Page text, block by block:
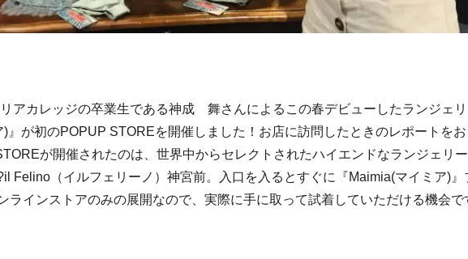
アカレッジの卒業生である神成 舞さんによるこの春デビューしたランジェリ
)』が初のPOPUP STOREを開催しました！お店に訪問したときのレポートをお
が開催されたのは、世界中からセレクトされたハイエンドなランジェリー
Felino （イルフェリーノ）神宮前。入口を入るとすぐに『 Maimia(マイミア)』
ラインストアのみの展開なので、実際に手に取って試着していただける機会で